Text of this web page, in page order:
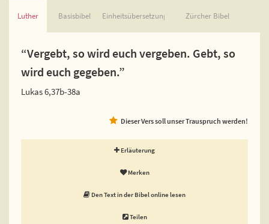
Luther Basisbibel Einheitsübersetzung Zürcher Bibel
“Vergebt, so wird euch vergeben. Gebt, so
wird euch gegeben.”
Lukas 6,37b-38a
Dieser Vers soll unser Trauspruch werden!
Erläuterung
Merken
Den Text in der Bibel online lesen
Teilen